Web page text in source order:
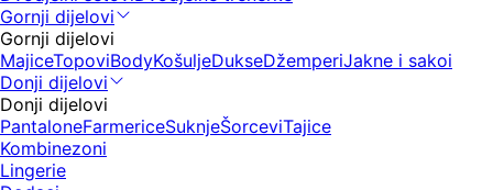
Gornji dijelovi
Gornji dijelovi
MajiceTopoviBodyKošuljeDukseDžemperiJakne i sakoi
Donji dijelovi
Donji dijelovi
PantaloneFarmericeSuknjeŠorceviTajice
Kombinezoni
Lingerie